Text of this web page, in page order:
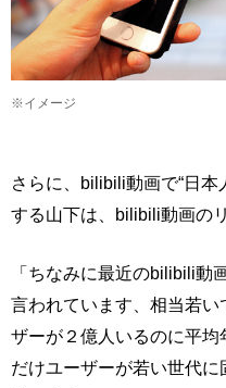
※イメージ
さらに、bilibili動画で“日
する山下は、bilibili動画の
「ちなみに最近のbilibili動
言われています、相当若
ザーが２億人いるのに平
だけユーザーが若い世代